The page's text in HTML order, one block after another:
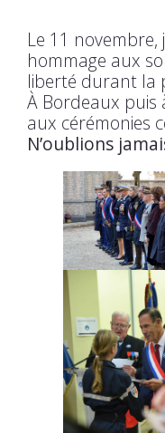
Le 11 novembre,
hommage aux
liberté durant la
À Bordeaux puis
aux cérémonies
N’oublions